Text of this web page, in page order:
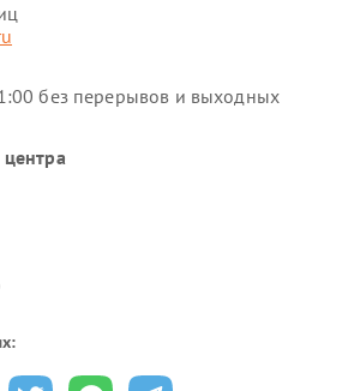
без перерывов и выходных
центра